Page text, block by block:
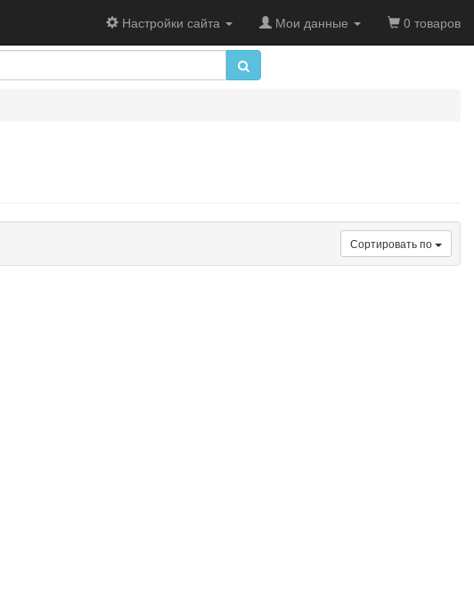
Настройки сайта Мои данные 0 товаров
Сортировать по